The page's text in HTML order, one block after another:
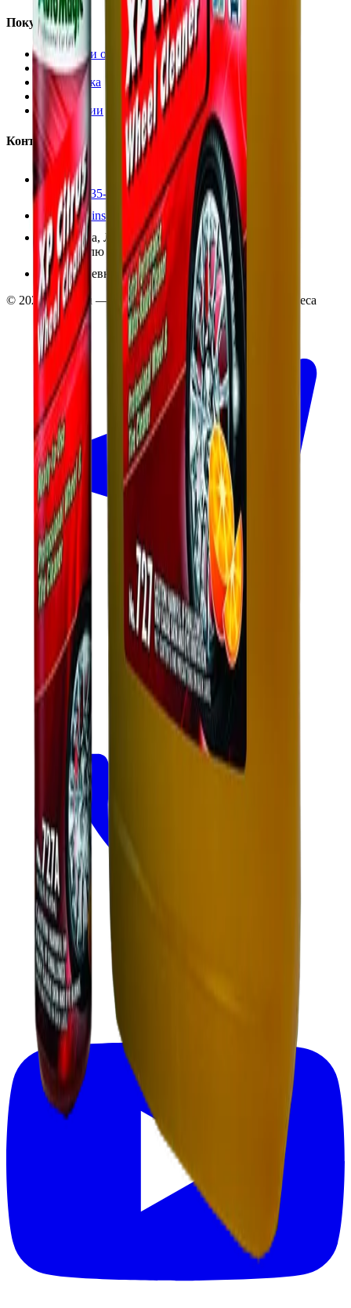
Покупателям
Доставка и оплата
Обучение
Распродажа
Бренды
О компании
Контакты
+7 (495) 135-35-99
sales@insafe.ru
Москва, Люблинская ул., 153.
ТЦ «Люблю Молл», -1 уровень
Ежедневно 10:00 — 19:00
© 2026InSafe.ru — Товары и технологии для автобизнеса